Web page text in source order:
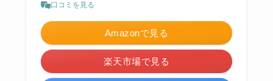
口コミを見る
Amazonで見る
楽天市場で見る